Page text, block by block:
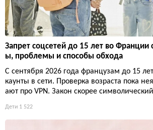
Запрет соцсетей до 15 лет во Франции
ы, проблемы и способы обхода
С сентября 2026 года французам до 15
каунты в сети. Проверка возраста пока
ают про VPN. Закон скорее
Дети 1 522